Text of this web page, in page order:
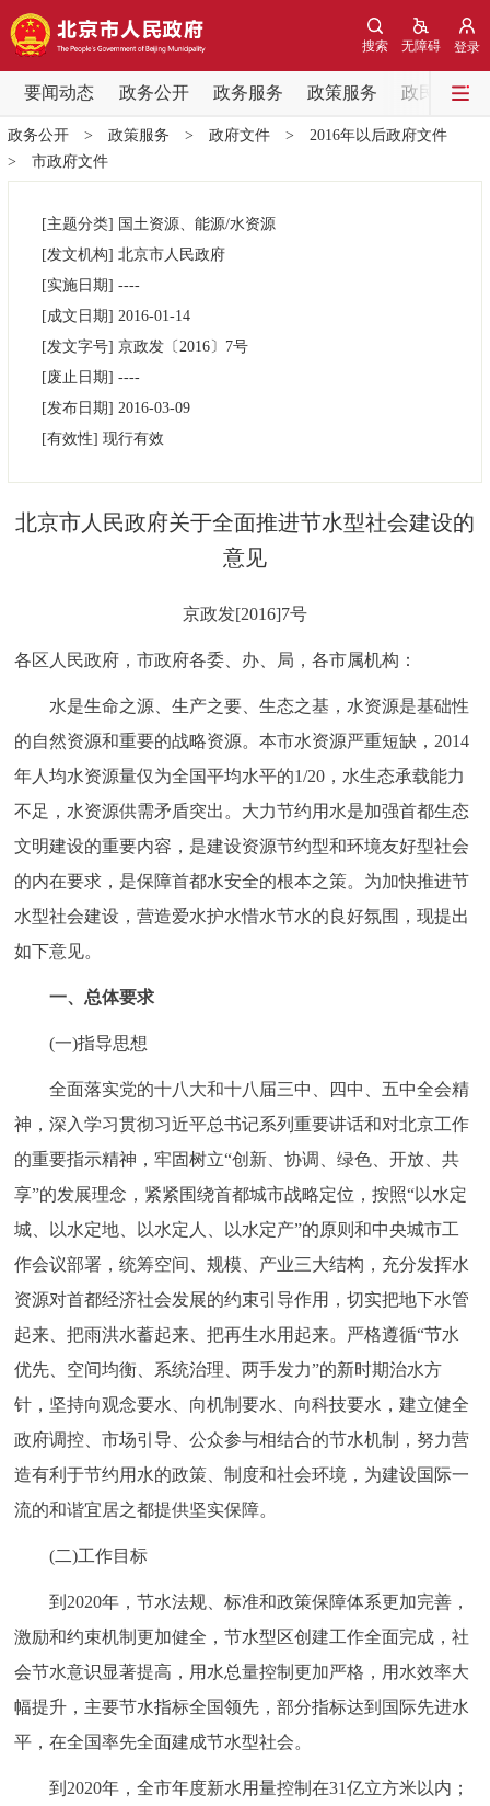
登录
无障碍
搜索
要闻动态 政务公开 政务服务 政策服务 政民互动
要闻动态
党中央精神 国务院信息 中央部委动态
各区热点
市领导
决策公开 专题公开
便民服务 利企服务 投资项目
政民互动
12345网上接诉即办 我要咨询 我要建议
走进北京
北京概况
绿色北京 图说北京 视频北京
多语种
ENGLISH 한국어 日本語
DEUTSCH FRANÇAIS РУССКИЙ ЯЗЫК
ITALIANO
政务公开> 政策服务 > 政府文件> 2016年以后政府文件
> 市政府文件
[主题分类] 国土资源、能源/水资源
[发文机构] 北京市人民政府
[实施日期] ----
[成文日期] 2016-01-14
[发文字号] 京政发〔2016〕 7号
[废止日期] ----
[发布日期] 2016-03-09
[有效性] 现行有效
北京市人民政府关于全面推进节水型社会建设的
意见
京政发[2016]7号
各区人民政府，市政府各委、办、局，各市属机构：
水是生命之源、生产之要、生态之基，水资源是基础性
的自然资源和重要的战略资源。本市水资源严重短缺，2014
年人均水资源量仅为全国平均水平的1/20，水生态承载能力
不足，水资源供需矛盾突出。大力节约用水是加强首都生态
文明建设的重要内容，是建设资源节约型和环境友好型社会
的内在要求，是保障首都水安全的根本之策。为加快推进节
水型社会建设，营造爱水护水惜水节水的良好氛围，现提出
如下意见。
一、总体要求
(一)指导思想
全面落实党的十八大和十八届三中、四中、五中全会精
神，深入学习贯彻习近平总书记系列重要讲话和对北京工作
的重要指示精神，牢固树立“创新、协调、绿色、开放、共
享”的发展理念，紧紧围绕首都城市战略定位，按照“以水定
城、以水定地、以水定人、以水定产”的原则和中央城市工
作会议部署，统筹空间、规模、产业三大结构，充分发挥水
资源对首都经济社会发展的约束引导作用，切实把地下水管
起来、把雨洪水蓄起来、把再生水用起来。严格遵循“节水
优先、空间均衡、系统治理、两手发力”的新时期治水方
针，坚持向观念要水、向机制要水、向科技要水，建立健全
政府调控、市场引导、公众参与相结合的节水机制，努力营
造有利于节约用水的政策、制度和社会环境，为建设国际一
流的和谐宜居之都提供坚实保障。
(二)工作目标
到2020年，节水法规、标准和政策保障体系更加完善，
激励和约束机制更加健全，节水型区创建工作全面完成，社
会节水意识显著提高，用水总量控制更加严格，用水效率大
幅提升，主要节水指标全国领先，部分指标达到国际先进水
平，在全国率先全面建成节水型社会。
到2020年，全市年度新水用量控制在31亿立方米以内；